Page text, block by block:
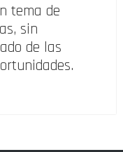
tema de
sin
de las